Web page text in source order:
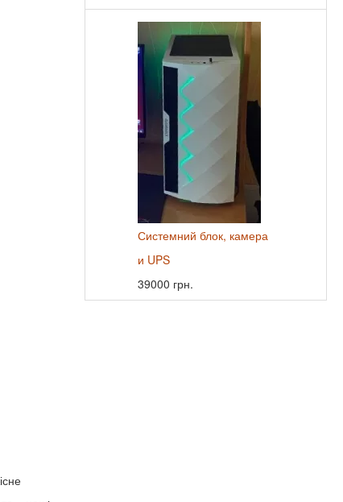
Системний блок, камера
и UPS
39000 грн.